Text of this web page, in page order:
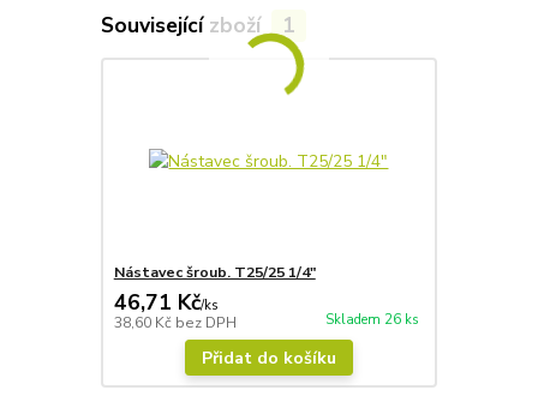
Související zboží 1
Nástavec šroub. T25/25 1/4"
46,71 Kč/ks
38,60 Kč bez DPH Skladem 26 ks
Přidat do košíku